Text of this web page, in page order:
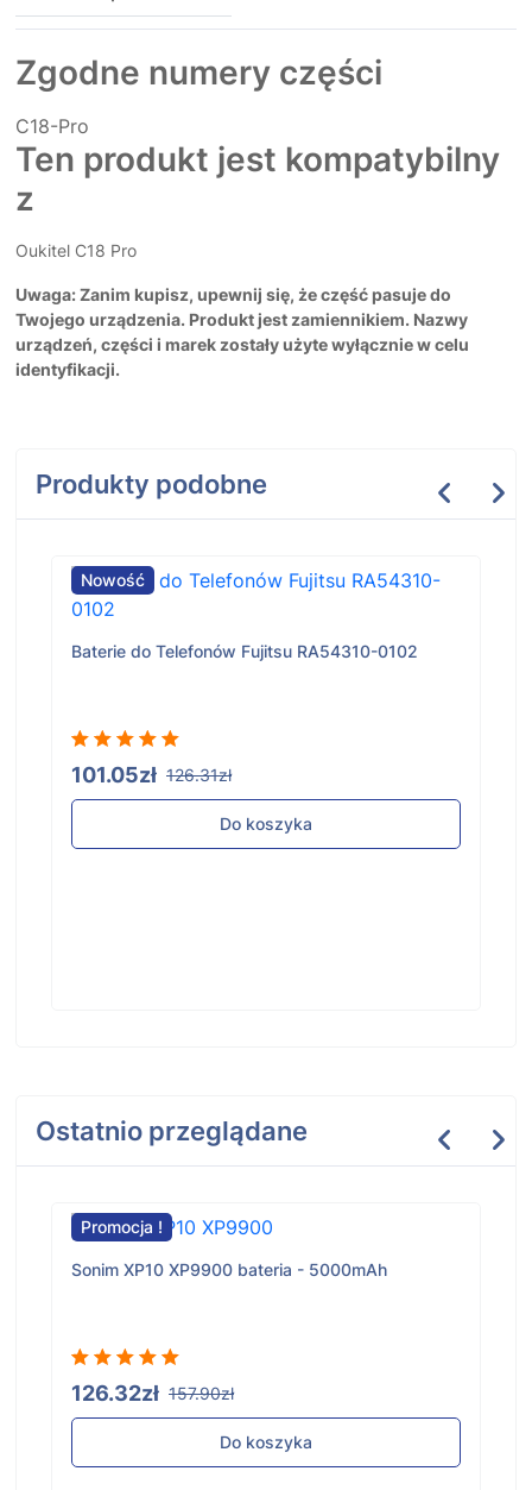
Zgodne numery części
C18-Pro
Ten produkt jest kompatybilny
z
Oukitel C18 Pro
Uwaga: Zanim kupisz, upewnij się, że część pasuje do
Twojego urządzenia. Produkt jest zamiennikiem. Nazwy
urządzeń, części i marek zostały użyte wyłącznie w celu
identyfikacji.
Produkty podobne
Nowość
Baterie do Telefonów Fujitsu RA54310-0102
101.05zł 126.31zł
Do koszyka
Ostatnio przeglądane
Promocja !
Sonim XP10 XP9900 bateria - 5000mAh
126.32zł 157.90zł
Do koszyka